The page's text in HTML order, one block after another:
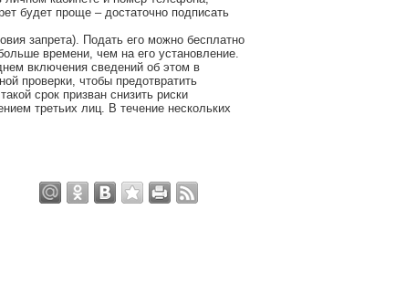
будет проще – достаточно подписать
запрета). Подать его можно бесплатно
времени, чем на его установление.
включения сведений об этом в
проверки, чтобы предотвратить
срок призван снизить риски
третьих лиц. В течение нескольких